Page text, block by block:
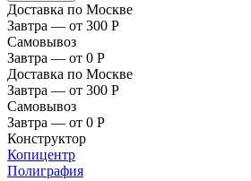
Доставка по Москве
Завтра — от 300 Р
Самовывоз
Завтра — от 0 Р
Доставка по Москве
Завтра — от 300 Р
Самовывоз
Завтра — от 0 Р
Конструктор
Копицентр
Полиграфия